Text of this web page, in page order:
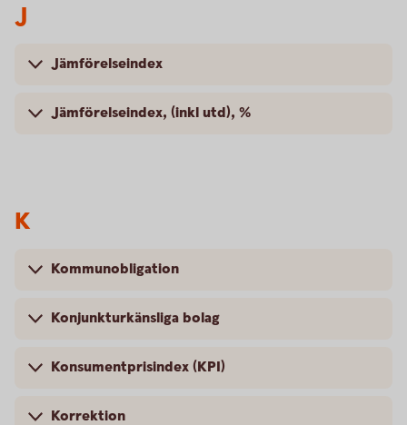
J
Jämförelseindex
Jämförelseindex, (inkl utd), %
K
Kommunobligation
Konjunkturkänsliga bolag
Konsumentprisindex (KPI)
Korrektion